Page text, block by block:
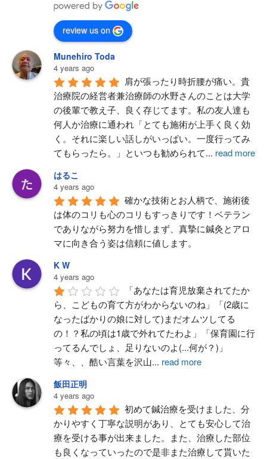
review us on
Munehiro Toda
4 years ago
肩が張ったり時折腰が痛い。貴
治療院の経営者兼治療師の水野さんのことは大学
の後輩で教え子、良く存じてます。私の友人達も
何人か治療に通われ「とても施術が上手く良く効
く。それに楽しい話しがいっぱい。一度行ってみ
てもらったら。」といつも勧められて... read more
はるこ
4 years ago
確かな技術とお人柄で、施術後
は体のコリも心のコリもすっきりです！ベテラン
でありながら努力を惜しまず、真摯に鍼灸とアロ
マに向き合う姿は信頼に値します。
K W
4 years ago
「あなたは育児放棄されてたか
ら、こどもの育て方がわからないのね」「(2歳に
なったばかりの娘に対して)まだオムツしてる
の！？私の頃は1歳で外れてたわよ」「保育園に行
ってるんでしょ、足りないのよ(...何が？)」
等々、、酷い言葉を沢山... read more
飯田正明
4 years ago
初めて鍼治療を受けました、分
かりやすく丁寧な説明があり、とても安心して治
療を受ける事が出来ました。また、治療した部位
も良くなっていったので是非また治療して貰いた